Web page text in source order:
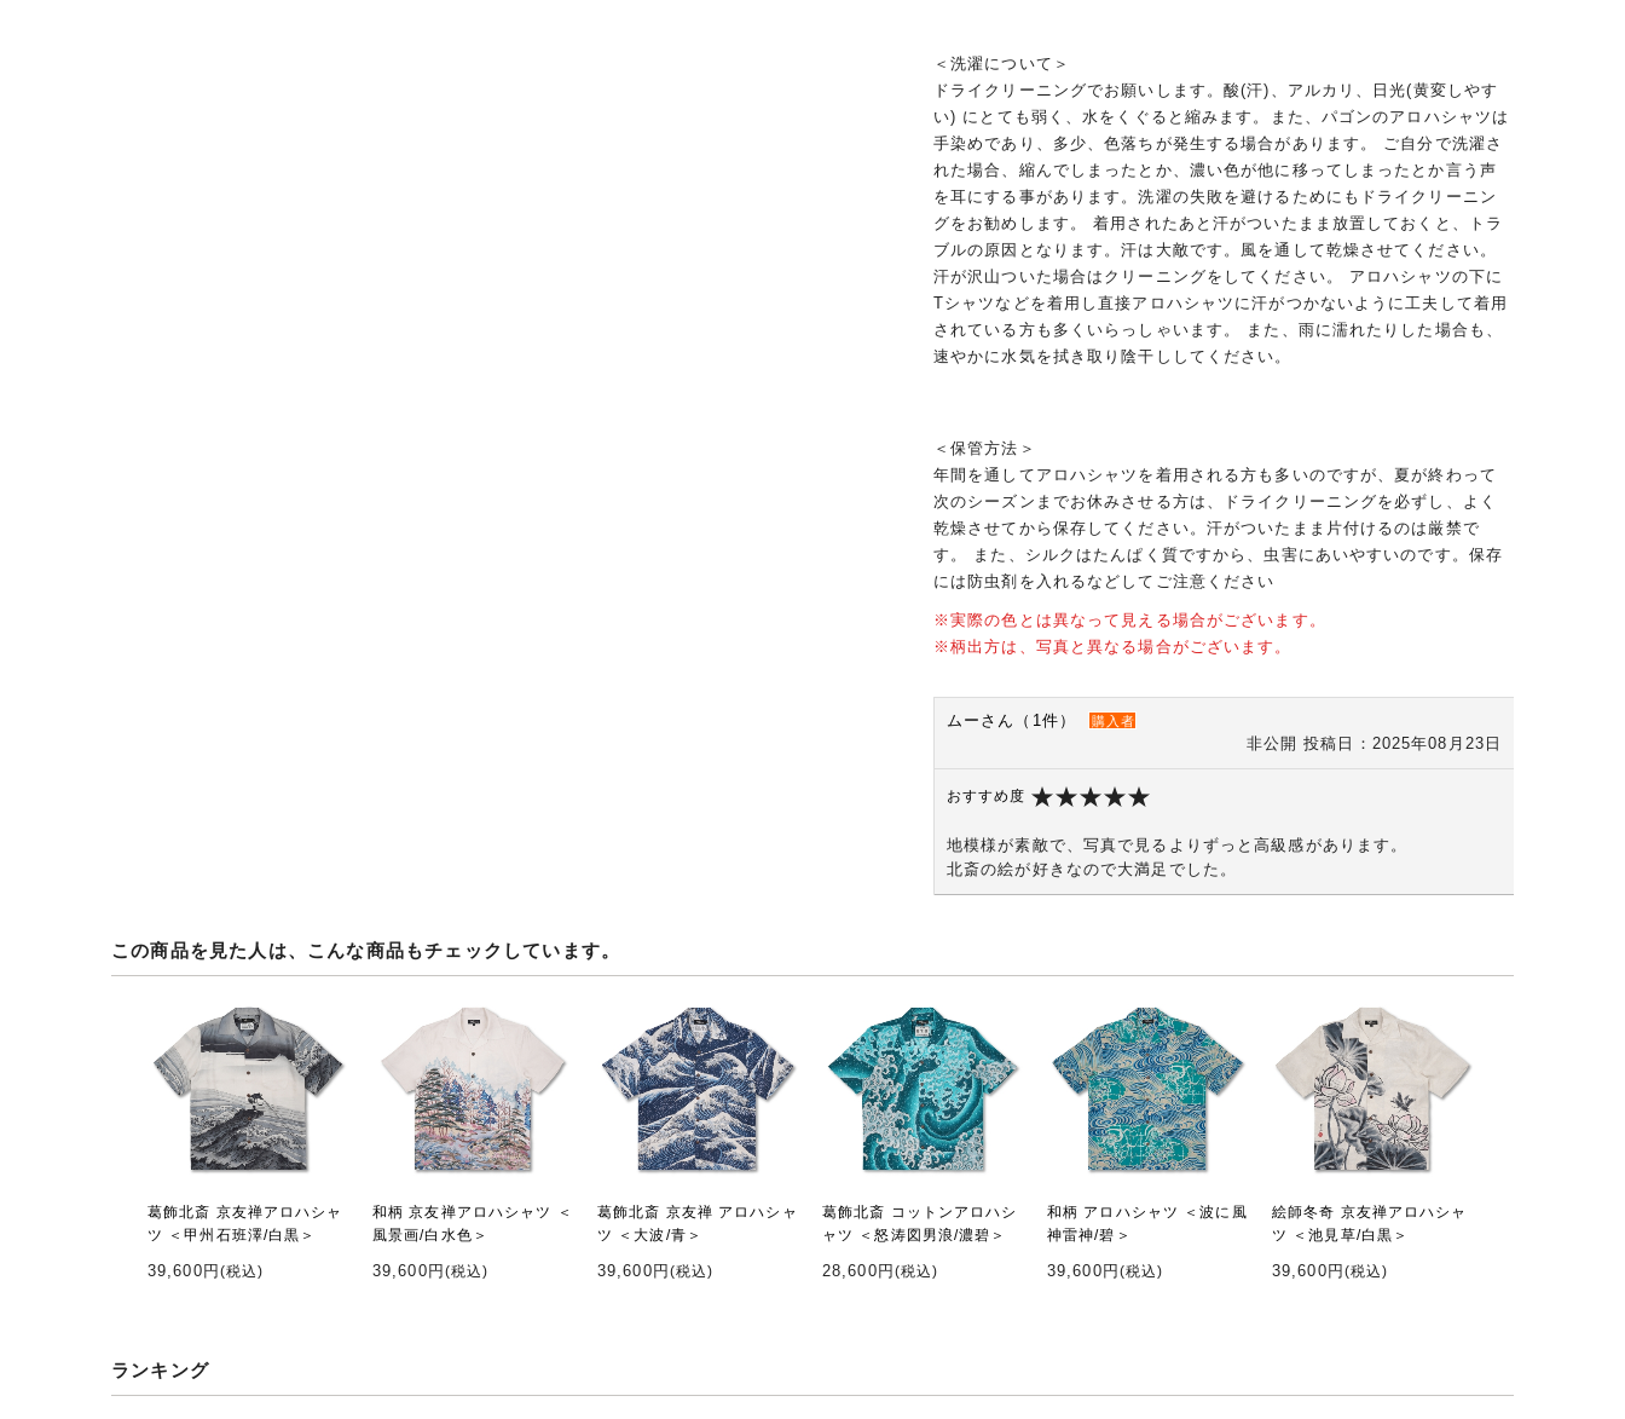
＜洗濯について＞
ドライクリーニングでお願いします。酸(汗)、アルカリ、日光(黄変しやす
い) にとても弱く、水をくぐると縮みます。また、パゴンのアロハシャツは
手染めであり、多少、色落ちが発生する場合があります。 ご自分で洗濯さ
れた場合、縮んでしまったとか、濃い色が他に移ってしまったとか言う声
を耳にする事があります。洗濯の失敗を避けるためにもドライクリーニン
グをお勧めします。 着用されたあと汗がついたまま放置しておくと、トラ
ブルの原因となります。汗は大敵です。風を通して乾燥させてください。
汗が沢山ついた場合はクリーニングをしてください。 アロハシャツの下に
Tシャツなどを着用し直接アロハシャツに汗がつかないように工夫して着用
されている方も多くいらっしゃいます。 また、雨に濡れたりした場合も、
速やかに水気を拭き取り陰干ししてください。
＜保管方法＞
年間を通してアロハシャツを着用される方も多いのですが、夏が終わって
次のシーズンまでお休みさせる方は、ドライクリーニングを必ずし、よく
乾燥させてから保存してください。汗がついたまま片付けるのは厳禁で
す。 また、シルクはたんぱく質ですから、虫害にあいやすいのです。保存
には防虫剤を入れるなどしてご注意ください
※実際の色とは異なって見える場合がございます。
※柄出方は、写真と異なる場合がございます。
ムーさん（1件） 購入者
非公開 投稿日：2025年08月23日
おすすめ度
地模様が素敵で、写真で見るよりずっと高級感があります。
北斎の絵が好きなので大満足でした。
この商品を見た人は、こんな商品もチェックしています。
葛飾北斎 京友禅アロハシャ
ツ ＜甲州石班澤/白黒＞
39,600円 (税込)
和柄 京友禅アロハシャツ ＜
風景画/白水色＞
39,600円 (税込)
葛飾北斎 京友禅 アロハシャ
ツ ＜大波/青＞
39,600円 (税込)
葛飾北斎 コットンアロハシ
ャツ ＜怒涛図男浪/濃碧＞
28,600円 (税込)
和柄 アロハシャツ ＜波に風
神雷神/碧＞
39,600円 (税込)
絵師冬奇 京友禅アロハシャ
ツ ＜池見草/白黒＞
39,600円 (税込)
ランキング